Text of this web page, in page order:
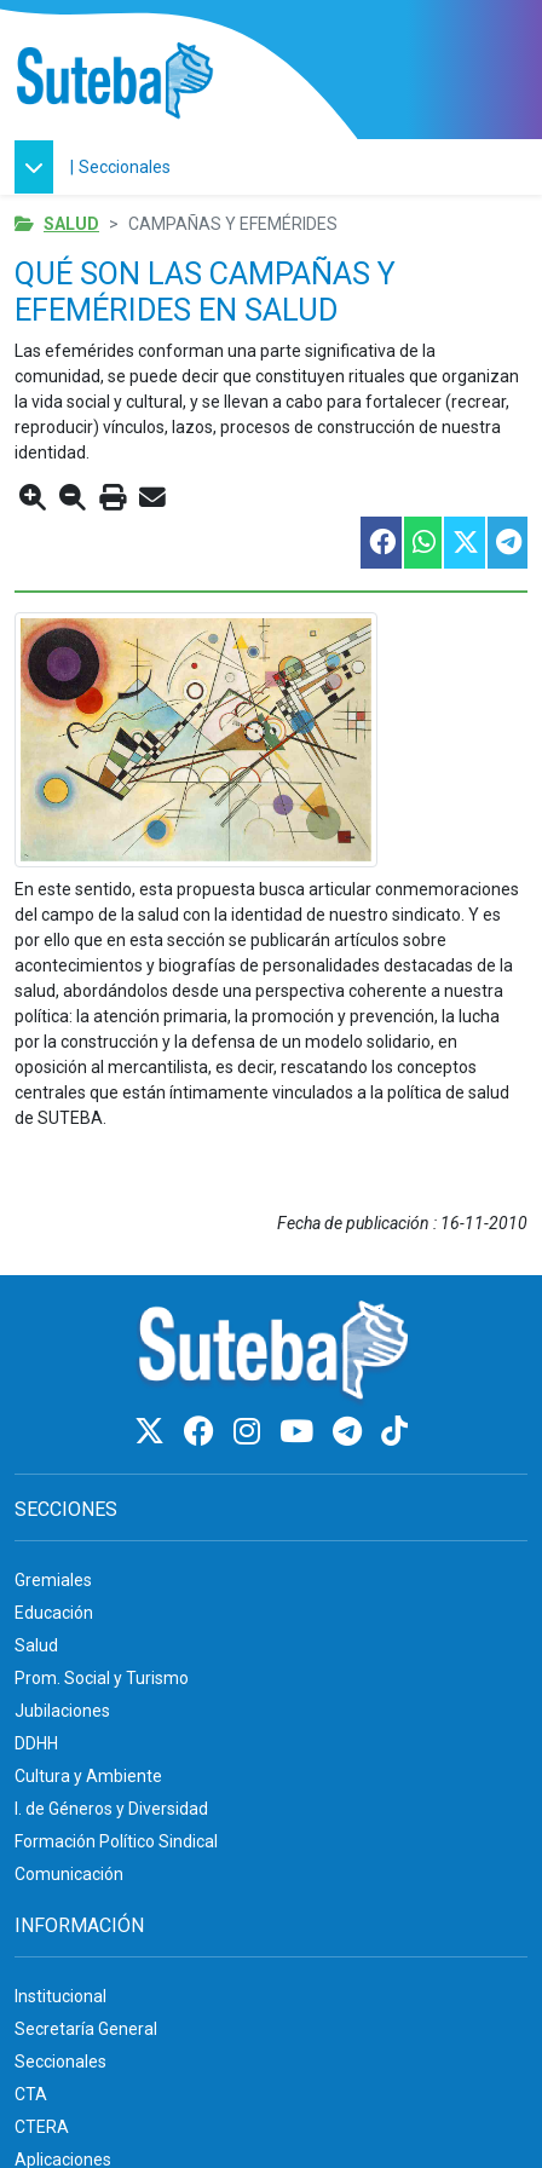
| Seccionales
SALUD CAMPAÑAS Y EFEMÉRIDES
QUÉ SON LAS CAMPAÑAS Y
EFEMÉRIDES EN SALUD
Las efemérides conforman una parte significativa de la
comunidad, se puede decir que constituyen rituales que organizan
la vida social y cultural, y se llevan a cabo para fortalecer (recrear,
reproducir) vínculos, lazos, procesos de construcción de nuestra
identidad.
En este sentido, esta propuesta busca articular conmemoraciones
del campo de la salud con la identidad de nuestro sindicato. Y es
por ello que en esta sección se publicarán artículos sobre
acontecimientos y biografías de personalidades destacadas de la
salud, abordándolos desde una perspectiva coherente a nuestra
política: la atención primaria, la promoción y prevención, la lucha
por la construcción y la defensa de un modelo solidario, en
oposición al mercantilista, es decir, rescatando los conceptos
centrales que están íntimamente vinculados a la política de salud
de SUTEBA.
Fecha de publicación : 16-11-2010
SECCIONES
Gremiales
Educación
Salud
Prom. Social y Turismo
Jubilaciones
DDHH
Cultura y Ambiente
I. de Géneros y Diversidad
Formación Político Sindical
Comunicación
INFORMACIÓN
Institucional
Secretaría General
Seccionales
CTA
CTERA
Aplicaciones